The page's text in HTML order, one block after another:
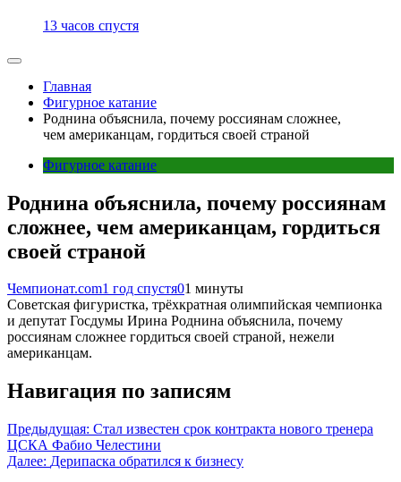
13 часов спустя
Главная
Фигурное катание
Роднина объяснила, почему россиянам сложнее,
чем американцам, гордиться своей страной
Фигурное катание
Роднина объяснила, почему россиянам
сложнее, чем американцам, гордиться
своей страной
Чемпионат.com1 год спустя01 минуты
Советская фигуристка, трёхкратная олимпийская чемпионка
и депутат Госдумы Ирина Роднина объяснила, почему
россиянам сложнее гордиться своей страной, нежели
американцам.
Навигация по записям
Предыдущая: Стал известен срок контракта нового тренера
ЦСКА Фабио Челестини
Далее: Дерипаска обратился к бизнесу